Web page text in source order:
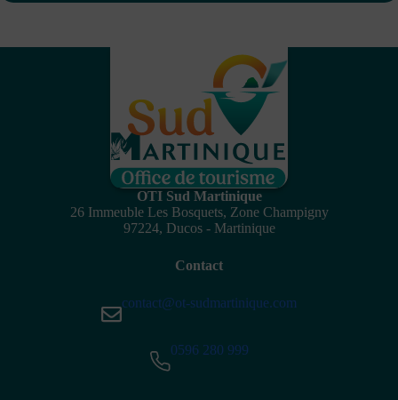
OTI Sud Martinique
26 Immeuble Les Bosquets, Zone Champigny
97224, Ducos - Martinique
Contact
contact@ot-sudmartinique.com
0596 280 999